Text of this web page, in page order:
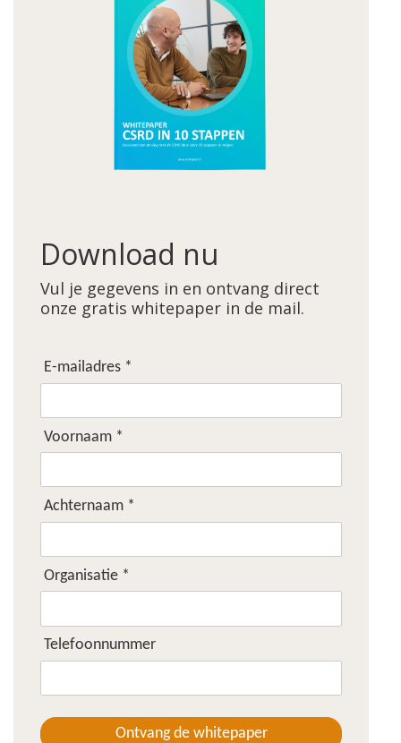
Download nu
Vul je gegevens in en ontvang direct
onze gratis whitepaper in de mail.
E-mailadres *
Voornaam *
Achternaam *
Organisatie *
Telefoonnummer
Ontvang de whitepaper